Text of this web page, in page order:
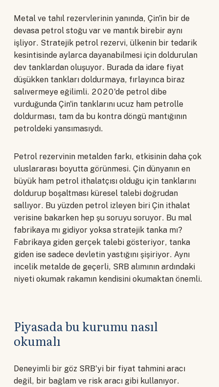
Metal ve tahıl rezervlerinin yanında, Çin'in bir de
devasa petrol stoğu var ve mantık birebir aynı
işliyor. Stratejik petrol rezervi, ülkenin bir tedarik
kesintisinde aylarca dayanabilmesi için doldurulan
dev tanklardan oluşuyor. Burada da idare fiyat
düşükken tankları doldurmaya, fırlayınca biraz
salıvermeye eğilimli. 2020'de petrol dibe
vurduğunda Çin'in tanklarını ucuz ham petrolle
doldurması, tam da bu kontra döngü mantığının
petroldeki yansımasıydı.
Petrol rezervinin metalden farkı, etkisinin daha çok
uluslararası boyutta görünmesi. Çin dünyanın en
büyük ham petrol ithalatçısı olduğu için tanklarını
doldurup boşaltması küresel talebi doğrudan
sallıyor. Bu yüzden petrol izleyen biri Çin ithalat
verisine bakarken hep şu soruyu soruyor. Bu mal
fabrikaya mı gidiyor yoksa stratejik tanka mı?
Fabrikaya giden gerçek talebi gösteriyor, tanka
giden ise sadece devletin yastığını şişiriyor. Aynı
incelik metalde de geçerli, SRB alımının ardındaki
niyeti okumak rakamın kendisini okumaktan önemli.
Piyasada bu kurumu nasıl
okumalı
Deneyimli bir göz SRB'yi bir fiyat tahmini aracı
değil, bir bağlam ve risk aracı gibi kullanıyor.